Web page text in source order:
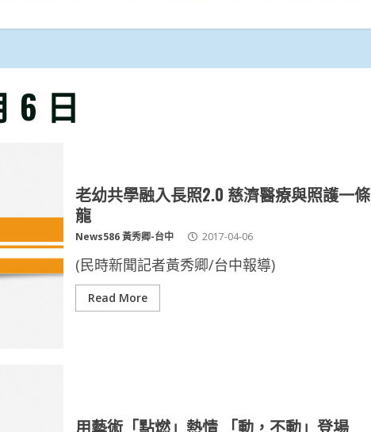
6 日
老幼共學融入長照2.0 慈濟醫療與照護一條
龍
News586 黃秀卿-台中 2017-04-06
(民時新聞記者黃秀卿/台中報導)
Read More
用藝術「點燃」熱情 「動，不動」登場